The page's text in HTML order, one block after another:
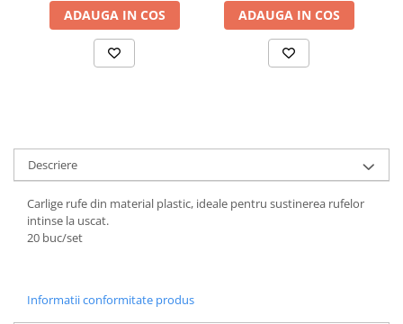
Suporturi si servetele
Tacamuri si seturi
Tigai si seturi
Tocatoare de bucatarie
Ustensile ornare prajituri
Vesela unica folosinta
Suporturi si accesorii de baie
Uscatoare de rufe
ADAUGA IN COS ADAUGA IN COS
Descriere
Carlige rufe din material plastic, ideale pentru sustinerea rufelor
intinse la uscat.
20 buc/set
Informatii conformitate produs